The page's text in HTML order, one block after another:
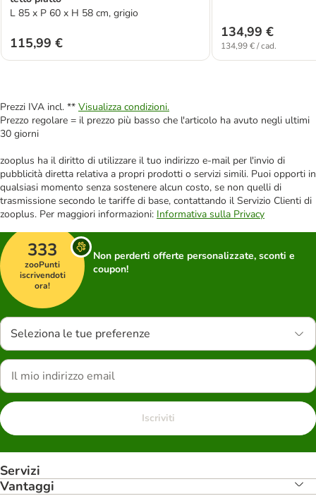
L 85 x P 60 x H 58 cm, grigio
115,99 €
134,99 €
134,99 € / cad.
Prezzi IVA incl. ** Visualizza condizioni.
Prezzo regolare = il prezzo più basso che l'articolo ha avuto negli ultimi
30 giorni
zooplus ha il diritto di utilizzare il tuo indirizzo e-mail per l'invio di
pubblicità diretta relativa a propri prodotti o servizi simili. Puoi opporti in
qualsiasi momento senza sostenere alcun costo, se non quelli di
trasmissione secondo le tariffe di base, contattando il Servizio Clienti di
zooplus. Per maggiori informazioni: Informativa sulla Privacy
333
zooPunti
iscrivendoti
ora!
Non perderti offerte personalizzate, sconti e
coupon!
Seleziona le tue preferenze
Iscriviti
Servizi
Vantaggi